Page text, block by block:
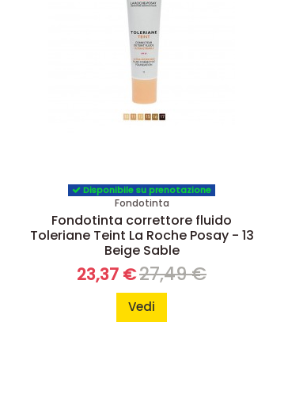
Disponibile su prenotazione
Fondotinta
Fondotinta correttore fluido
Toleriane Teint La Roche Posay - 13
Beige Sable
23,37 €27,49 €
Vedi